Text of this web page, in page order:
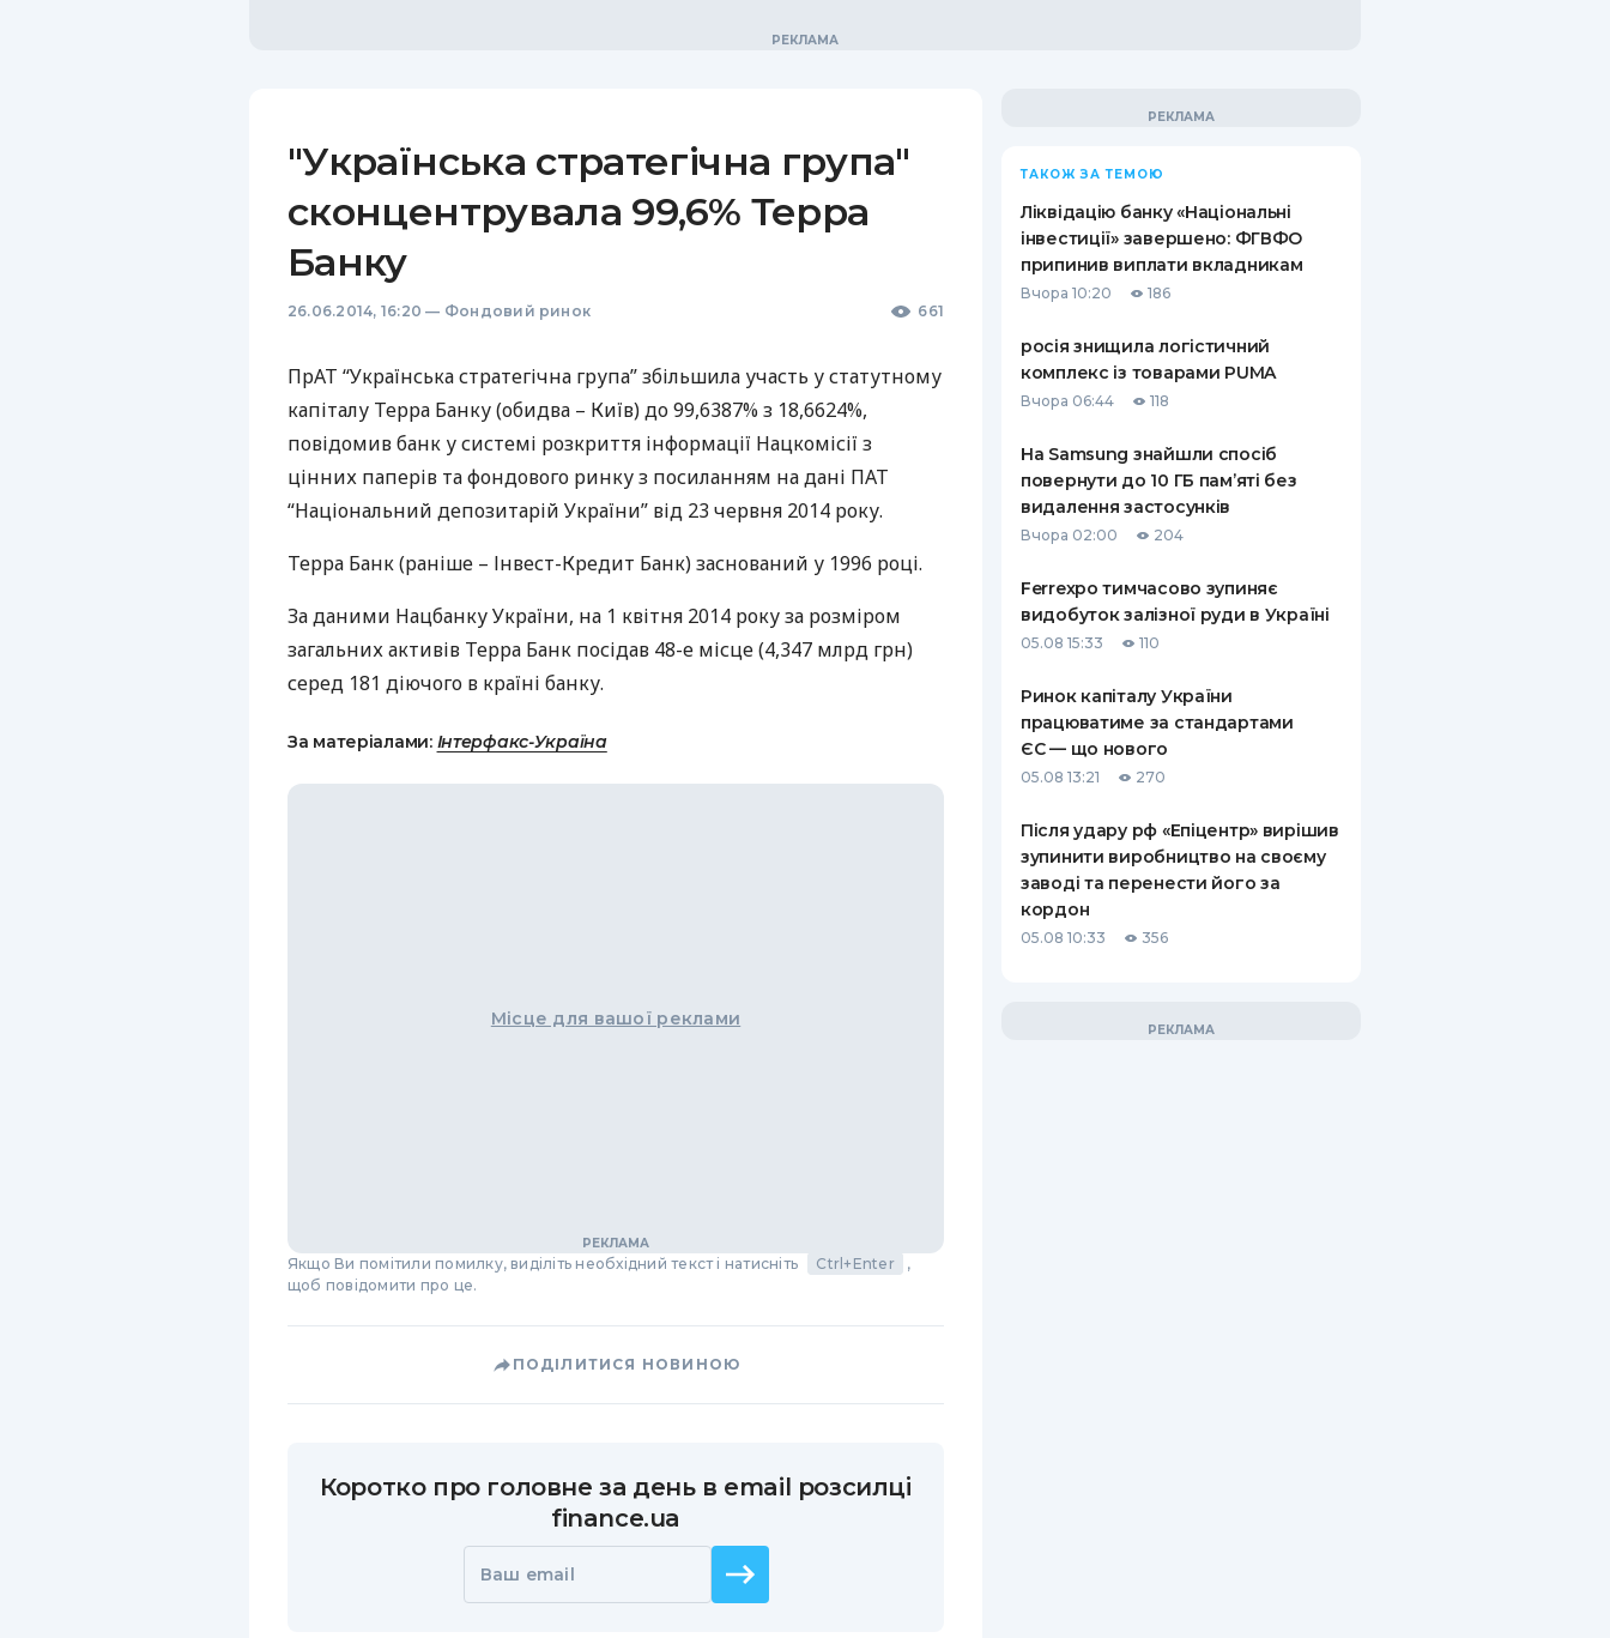
"Українська стратегічна група"
сконцентрувала 99,6% Терра
Банку
26.06.2014, 16:20 — Фондовий ринок 661
ПрАТ “Українська стратегічна група” збільшила участь у статутному
капіталу Терра Банку (обидва – Київ) до 99,6387% з 18,6624%,
повідомив банк у системі розкриття інформації Нацкомісії з
цінних паперів та фондового ринку з посиланням на дані ПАТ
“Національний депозитарій України” від 23 червня 2014 року.
Терра Банк (раніше – Інвест-Кредит Банк) заснований у 1996 році.
За даними Нацбанку України, на 1 квітня 2014 року за розміром
загальних активів Терра Банк посідав 48-е місце (4,347 млрд грн)
серед 181 діючого в країні банку.
За матеріалами: Інтерфакс-Україна
Місце для вашої реклами
Якщо Ви помітили помилку, виділіть необхідний текст і натисніть Ctrl+Enter
,
щоб повідомити про це.
ПОДІЛИТИСЯ НОВИНОЮ
Коротко про головне за день в email розсилці
finance.ua
Ваш email
ТАКОЖ ЗА ТЕМОЮ
Ліквідацію банку «Національні
інвестиції» завершено: ФГВФО
припинив виплати вкладникам
Вчора 10:20 186
росія знищила логістичний
комплекс із товарами PUMA
Вчора 06:44 118
На Samsung знайшли спосіб
повернути до 10 ГБ пам’яті без
видалення застосунків
Вчора 02:00 204
Ferrexpo тимчасово зупиняє
видобуток залізної руди в Україні
05.08 15:33 110
Ринок капіталу України
працюватиме за стандартами
ЄС — що нового
05.08 13:21 270
Після удару рф «Епіцентр» вирішив
зупинити виробництво на своєму
заводі та перенести його за
кордон
05.08 10:33 356